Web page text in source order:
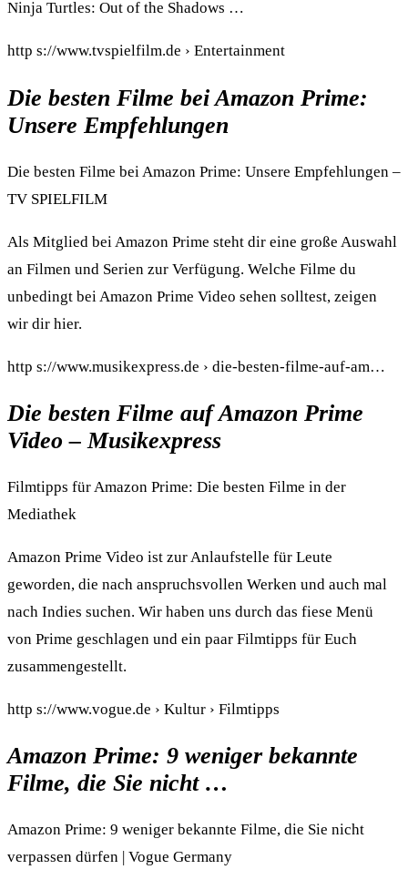
Ninja Turtles: Out of the Shadows …
http s://www.tvspielfilm.de › Entertainment
Die besten Filme bei Amazon Prime:
Unsere Empfehlungen
Die besten Filme bei Amazon Prime: Unsere Empfehlungen –
TV SPIELFILM
Als Mitglied bei Amazon Prime steht dir eine große Auswahl
an Filmen und Serien zur Verfügung. Welche Filme du
unbedingt bei Amazon Prime Video sehen solltest, zeigen
wir dir hier.
http s://www.musikexpress.de › die-besten-filme-auf-am…
Die besten Filme auf Amazon Prime
Video – Musikexpress
Filmtipps für Amazon Prime: Die besten Filme in der
Mediathek
Amazon Prime Video ist zur Anlaufstelle für Leute
geworden, die nach anspruchsvollen Werken und auch mal
nach Indies suchen. Wir haben uns durch das fiese Menü
von Prime geschlagen und ein paar Filmtipps für Euch
zusammengestellt.
http s://www.vogue.de › Kultur › Filmtipps
Amazon Prime: 9 weniger bekannte
Filme, die Sie nicht …
Amazon Prime: 9 weniger bekannte Filme, die Sie nicht
verpassen dürfen | Vogue Germany